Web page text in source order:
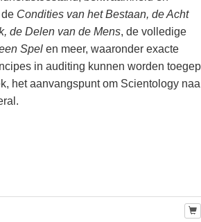
Condities van het Bestaan, de Acht
de Delen van de Mens, de volledige
Spel en meer, waaronder exacte
in auditing kunnen worden
het aanvangspunt om Scientology